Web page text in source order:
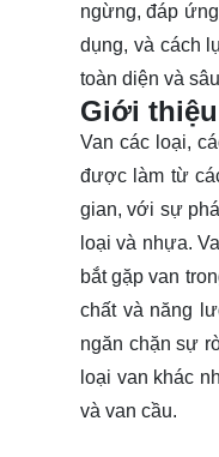
ngừng, đáp
dụng, và cách
toàn diện và
Giới
Van các loại,
được làm từ
gian, với sự
loại và nhựa.
bắt gặp van
chất và năng
ngăn chặn sự
loại van khác
và van cầu.